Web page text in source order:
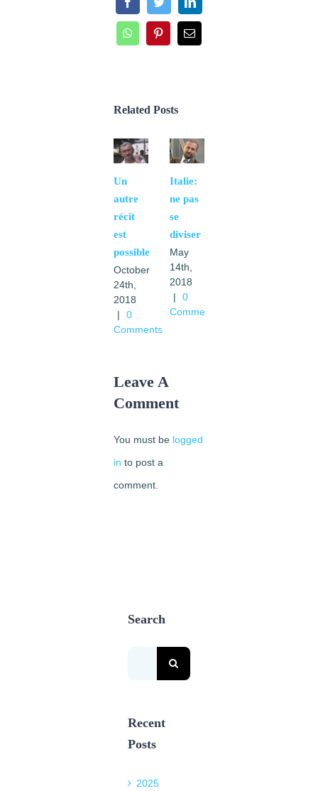
FacebookTwitterLinkedIn
WhatsAppPinterestEmail
Related Posts
Un
autre
récit
est
possible
October
24th,
2018
|
0
Comments
Italie:
ne pas
se
diviser
May
14th,
2018
|
0
Comments
Leave A
Comment
You must be logged
in to post a
comment.
Search
Recent
Posts
2025